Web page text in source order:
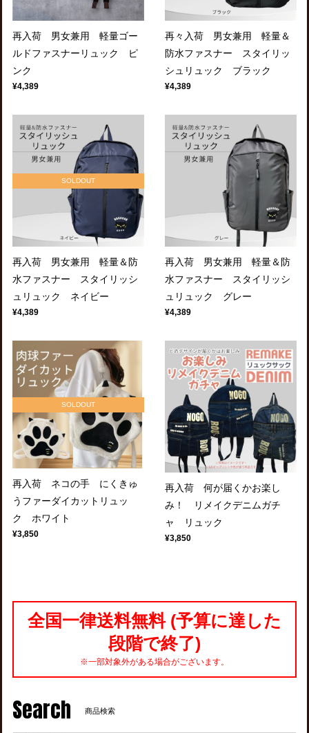
再入荷 男女兼用 軽量ゴー
ルドファスナーリュック ピ
ンク
¥4,389
再々入荷 男女兼用 軽量＆
防水ファスナー スタイリッ
シュリュック ブラック
¥4,389
SOLDOUT
再入荷 男女兼用 軽量＆防
水ファスナー スタイリッシ
ュリュック ネイビー
¥4,389
再入荷 男女兼用 軽量＆防
水ファスナー スタイリッシ
ュリュック グレー
¥4,389
SOLDOUT
再入荷 ネコの手 にくきゅ
うファーダイカットリュッ
ク ホワイト
¥3,850
再入荷 何が届くかお楽し
み！ リメイクデニムガチ
ャ リュック
¥3,850
全国一律送料無料 (予算に達した
段階で終了)
※一部対象外がある場合がございます。
Search 商品検索